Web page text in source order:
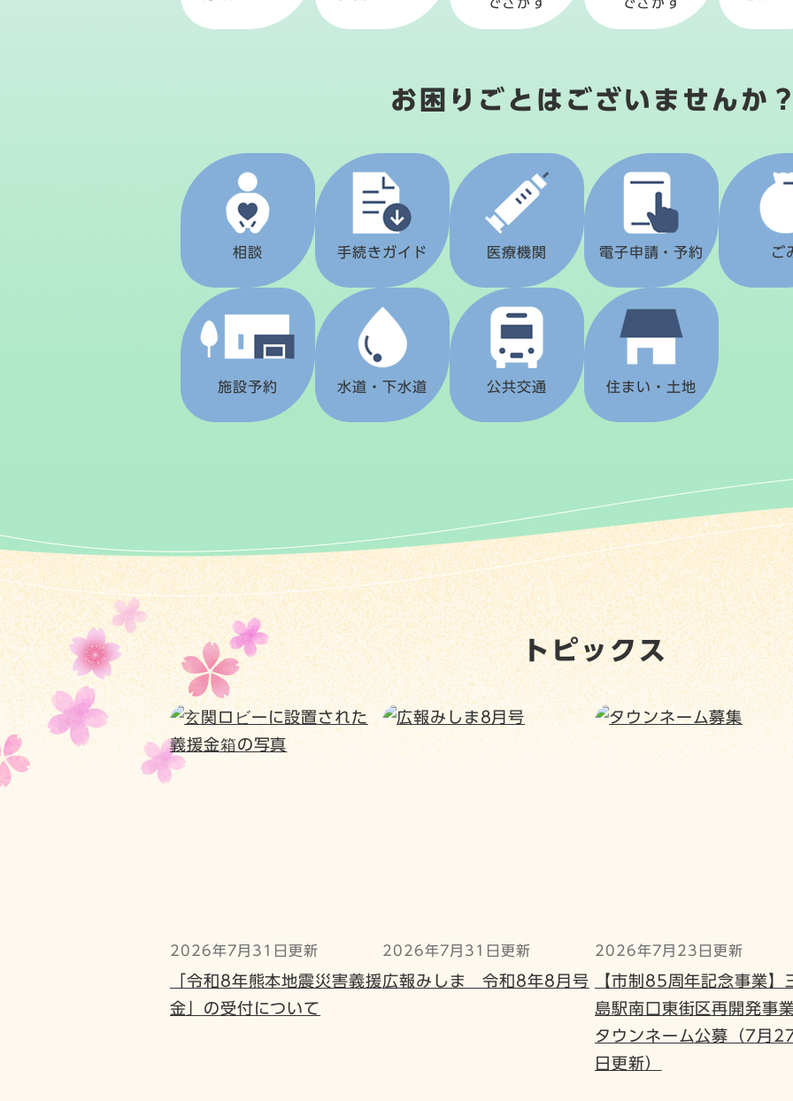
お困りごとはございませんか
相談 手続きガイド 医療機関 電子申請・予約 ご
施設予約 水道・下水道 公共交通 住まい・土地
トピックス
2026年7月31日更新
「令和8年熊本地震災害義援
金」の受付について
2026年7月31日更新
広報みしま 令和8年8月号
2026年7月23日更新
【市制85周年記念事業】
島駅南口東街区再開発事
タウンネーム公募（7月
日更新）